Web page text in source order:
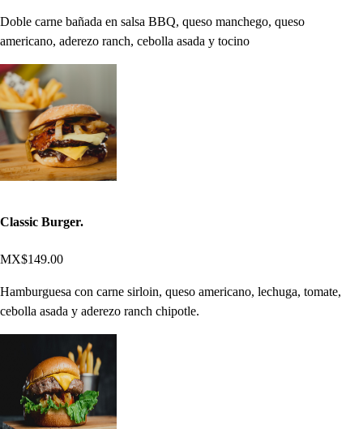
Doble carne bañada en salsa BBQ, queso manchego, queso
americano, aderezo ranch, cebolla asada y tocino
Classic Burger.
MX$149.00
Hamburguesa con carne sirloin, queso americano, lechuga, tomate,
cebolla asada y aderezo ranch chipotle.